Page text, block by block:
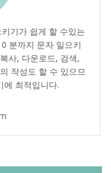
키기가 쉽게 할 수있는
분까지 문자 일으키
사, 다운로드, 검색,
작성도 할 수 있으므
에 최적입니다.